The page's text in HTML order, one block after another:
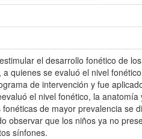
el desarrollo fonético de
quienes se evaluó el nivel
de intervención y fue
el nivel fonético, la
de mayor prevalencia se
observar que los niños ya no
sínfones.